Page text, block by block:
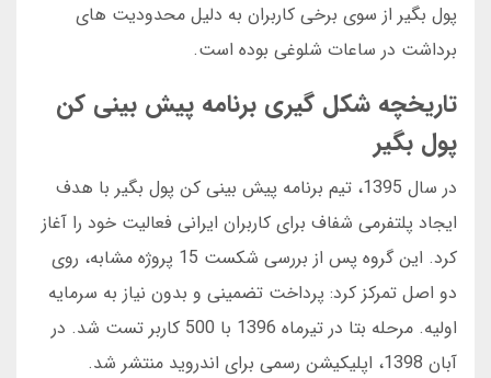
پول بگیر از سوی برخی کاربران به دلیل محدودیت های
برداشت در ساعات شلوغی بوده است.
تاریخچه شکل گیری برنامه پیش بینی کن
پول بگیر
در سال 1395، تیم برنامه پیش بینی کن پول بگیر با هدف
ایجاد پلتفرمی شفاف برای کاربران ایرانی فعالیت خود را آغاز
کرد. این گروه پس از بررسی شکست 15 پروژه مشابه، روی
دو اصل تمرکز کرد: پرداخت تضمینی و بدون نیاز به سرمایه
اولیه. مرحله بتا در تیرماه 1396 با 500 کاربر تست شد. در
آبان 1398، اپلیکیشن رسمی برای اندروید منتشر شد.